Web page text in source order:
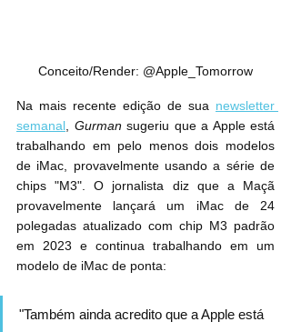
Conceito/Render: @Apple_Tomorrow
Na mais recente edição de sua newsletter
semanal
Gurman sugeriu que a Apple está
trabalhando em pelo menos dois modelos
de ‌iMac‌, provavelmente usando a série de
chips "M3". O jornalista diz que a Maçã
provavelmente lançará um ‌iMac‌ de 24
polegadas atualizado com chip M3 padrão
em 2023 e continua trabalhando em um
modelo de ‌iMac‌ de ponta:
"Também ainda acredito que a Apple está